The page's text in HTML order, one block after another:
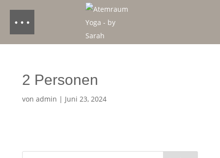
2 Personen
von admin | Juni 23, 2024